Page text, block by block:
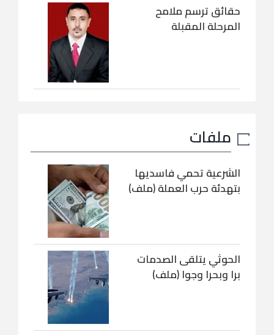
حقائق ترسم ملامح
المرحلة المقبلة
ملفات
الشرعية تحمي فاسديها
بتهدئة حرب العملة (ملف)
الحوثي يتلقى الصدمات
برا وبحرا وجوا (ملف)